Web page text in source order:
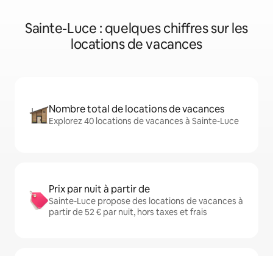
Sainte-Luce : quelques chiffres sur les
locations de vacances
Nombre total de locations de vacances
Explorez 40 locations de vacances à Sainte-Luce
Prix par nuit à partir de
Sainte-Luce propose des locations de vacances à
partir de 52 € par nuit, hors taxes et frais